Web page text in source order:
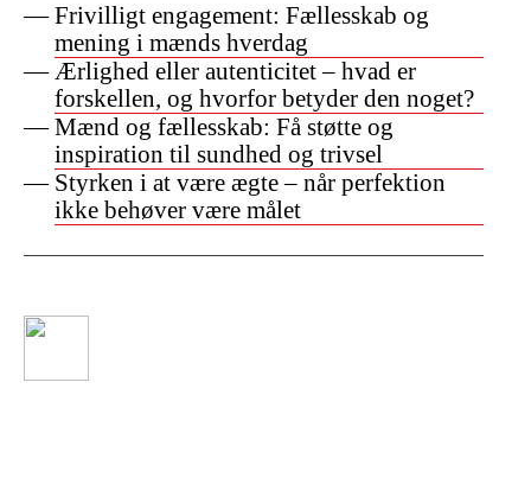
Frivilligt engagement: Fællesskab og
mening i mænds hverdag
Ærlighed eller autenticitet – hvad er
forskellen, og hvorfor betyder den noget?
Mænd og fællesskab: Få støtte og
inspiration til sundhed og trivsel
Styrken i at være ægte – når perfektion
ikke behøver være målet